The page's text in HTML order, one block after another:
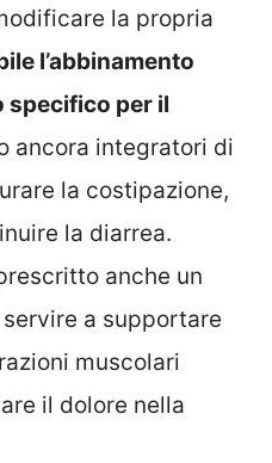
la propria
l’abbinamento
specifico per il
ancora integratori di
la costipazione,
la diarrea.
anche un
a supportare
muscolari
il dolore nella